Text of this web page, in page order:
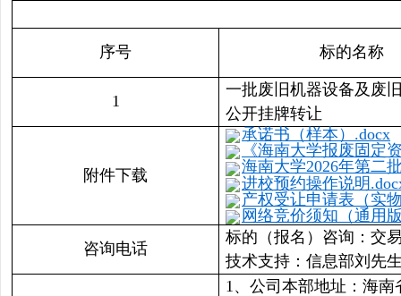
序号 标的名称
1
一批废旧机器设备及废
公开挂牌转让
附件下载
承诺书（样本）.docx
《海南大学报废固定
海南大学2026年第二
进校预约操作说明
产权受让申请表（实
网络竞价须知（通用
咨询电话
标的（报名）咨询：交
技术支持：信息部刘先
1、公司本部地址：海